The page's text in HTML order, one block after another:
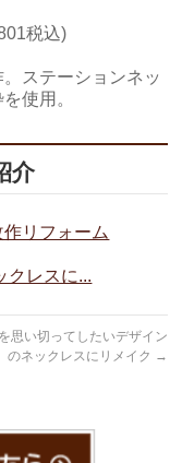
税込)
ステーションネッ
使用。
介
リフォーム
クレスに...
思い切ってしたいデザイン
のネックレスにリメイク →